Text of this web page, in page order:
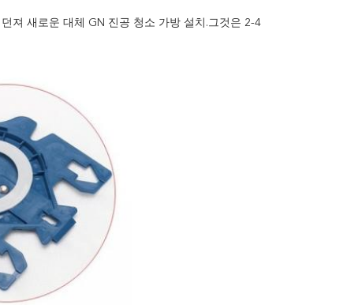
져 새로운 대체 GN 진공 청소 가방 설치.그것은 2-4